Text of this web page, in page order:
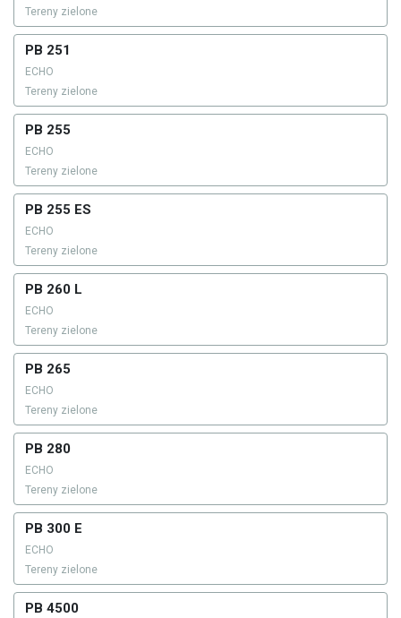
Tereny zielone
PB 251
ECHO
Tereny zielone
PB 255
ECHO
Tereny zielone
PB 255 ES
ECHO
Tereny zielone
PB 260 L
ECHO
Tereny zielone
PB 265
ECHO
Tereny zielone
PB 280
ECHO
Tereny zielone
PB 300 E
ECHO
Tereny zielone
PB 4500